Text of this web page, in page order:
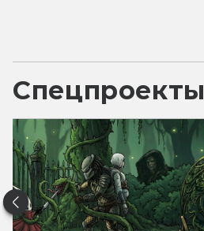
Спецпроекты